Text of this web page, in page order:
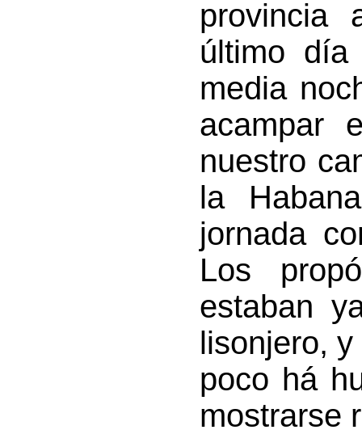
provincia
último
media
acampar
nuestro
la
jornada
Los
estaban
lisonjero,
poco há
mostrarse